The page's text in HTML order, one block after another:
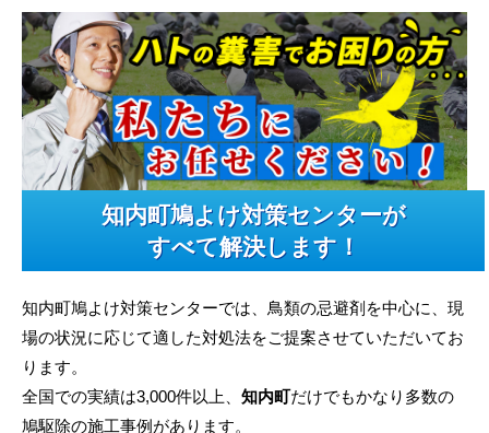
知内町鳩よけ対策センターが
すべて解決します！
知内町鳩よけ対策センターでは、鳥類の忌避剤を中心に、現
場の状況に応じて適した対処法をご提案させていただいてお
ります。
全国での実績は3,000件以上、 知内町だけでもかなり多数の
鳩駆除の施工事例があります。